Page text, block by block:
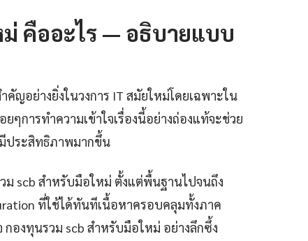
คืออะไร — อธิบายแบบ
ญอย่างยิ่งในวงการ IT สมัยใหม่โดยเฉพาะใน
การทำความเข้าใจเรื่องนี้อย่างถ่องแท้จะช่วย
ประสิทธิภาพมากขึ้น
ม scb สำหรับมือใหม่ ตั้งแต่พื้นฐานไปจนถึง
ที่ใช้ได้ทันทีเนื้อหาครอบคลุมทั้งภาค
องทุนรวม scb สำหรับมือใหม่ อย่างลึกซึ้ง